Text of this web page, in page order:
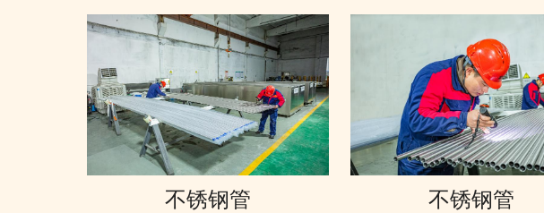
不锈钢管 不锈钢管